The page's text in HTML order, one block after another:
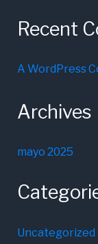
Recent
A WordPress
Archives
mayo 2025
Uncategorized